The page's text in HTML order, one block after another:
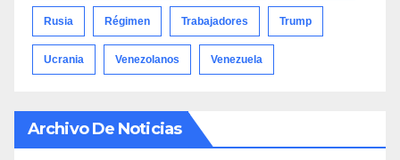
Rusia Régimen Trabajadores Trump
Ucrania Venezolanos Venezuela
Archivo De Noticias